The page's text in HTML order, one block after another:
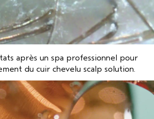
après un spa professionnel pour
du cuir chevelu scalp solution.